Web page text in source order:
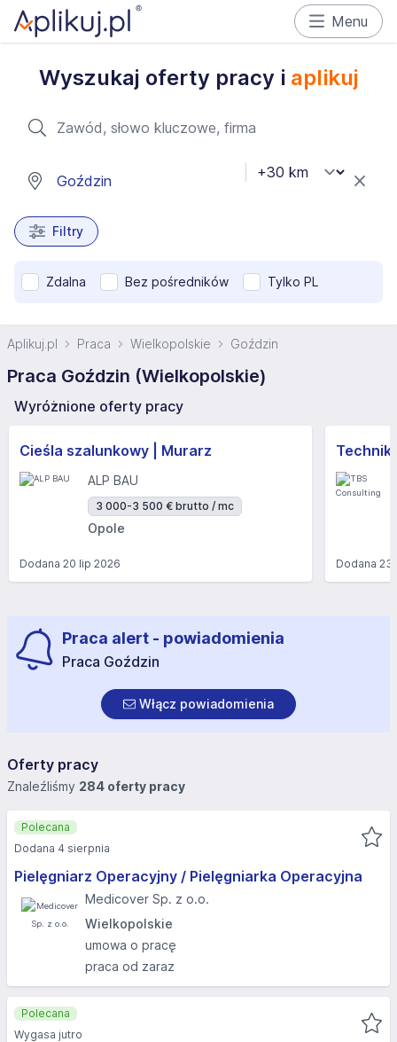
Menu
Wyszukaj oferty pracy i aplikuj
Filtry
Zdalna Bez pośredników Tylko PL
Aplikuj.pl Praca Wielkopolskie Goździn
Praca Goździn (Wielkopolskie)
Wyróżnione oferty pracy
Cieśla szalunkowy | Murarz
ALP BAU
3 000-3 500 € brutto / mc
Opole
Dodana 20 lip 2026 Dodana23
Praca alert - powiadomienia
Praca Goździn
Włącz powiadomienia
Oferty pracy
Znaleźliśmy 284 oferty pracy
Pielęgniarz Operacyjny / Pielęgniarka Operacyjna
Medicover Sp. z o.o.
Wielkopolskie
umowa o pracę
praca od zaraz
Polecana
Dodana 4 sierpnia
Polecana
Wygasa jutro